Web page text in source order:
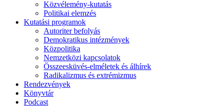
Közvélemény-kutatás
Politikai elemzés
Kutatási programok
Autoriter befolyás
Demokratikus intézmények
Közpolitika
Nemzetközi kapcsolatok
Összeesküvés-elméletek és álhírek
Radikalizmus és extrémizmus
Rendezvények
Könyvtár
Podcast